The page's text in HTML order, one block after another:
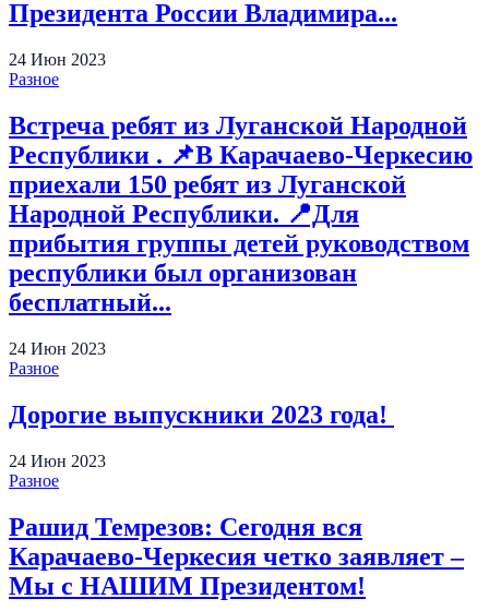
Президента России Владимира...
24 Июн 2023
Разное
Встреча ребят из Луганской Народной
Республики . 📌В Карачаево-Черкесию
приехали 150 ребят из Луганской
Народной Республики. 📍Для
прибытия группы детей руководством
республики был организован
бесплатный...
24 Июн 2023
Разное
Дорогие выпускники 2023 года!
24 Июн 2023
Разное
Рашид Темрезов: Сегодня вся
Карачаево-Черкесия четко заявляет –
Мы с НАШИМ Президентом!